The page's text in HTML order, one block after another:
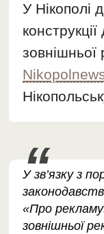
У Нікополі
зовнішньої
У зв’язку з
«Про
зовнішньої